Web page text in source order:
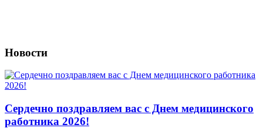
Новости
Сердечно поздравляем вас с Днем медицинского
работника 2026!